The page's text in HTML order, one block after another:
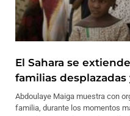
El Sahara se
familias desplazadas
Abdoulaye Maiga muestra con
familia, durante los momentos